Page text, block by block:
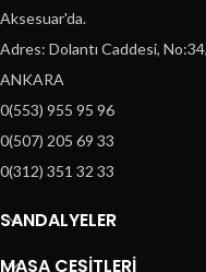
Aksesuar'da.
Adres: Dolantı Caddesi,
ANKARA
0(553) 955 95 96
0(507) 205 69 33
0(312) 351 32 33
SANDALYELER
MASA ÇEŞİTLERİ